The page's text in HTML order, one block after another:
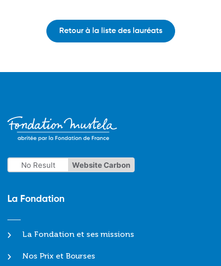
Retour à la liste des lauréats
No Result Website Carbon
La Fondation
La Fondation et ses missions
Nos Prix et Bourses